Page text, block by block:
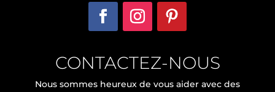
CONTACTEZ-NOUS
Nous sommes heureux de vous aider avec des